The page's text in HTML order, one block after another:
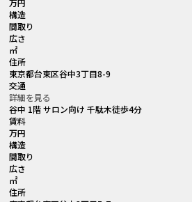
万円
構造
間取り
広さ
㎡
住所
東京都台東区谷中3丁目8-9
交通
詳細を見る
谷中 1階 サロン向け 千駄木徒歩4分
賃料
万円
構造
間取り
広さ
㎡
住所